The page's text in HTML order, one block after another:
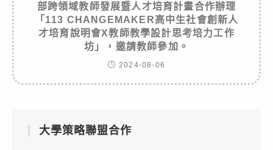
部跨領域教師發展暨人才培育計畫合作辦理
「113 CHANGEMAKER高中生社會創新人
才培育說明會X教師教學設計思考培力工作
坊」，邀請教師參加。
2024-08-06
大學策略聯盟合作